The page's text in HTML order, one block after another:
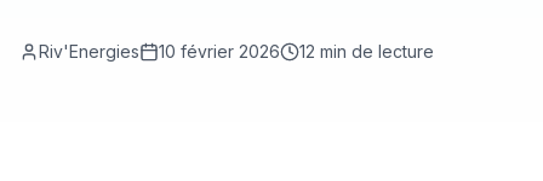
Riv'Energies 10 février 2026 12 min de lecture